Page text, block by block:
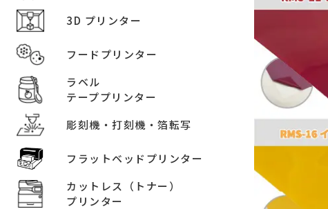
3D プリンター
フードプリンター
ラベル
テーププリンター
彫刻機・打刻機・箔転写
フラットベッドプリンター
カットレス（トナー）
プリンター